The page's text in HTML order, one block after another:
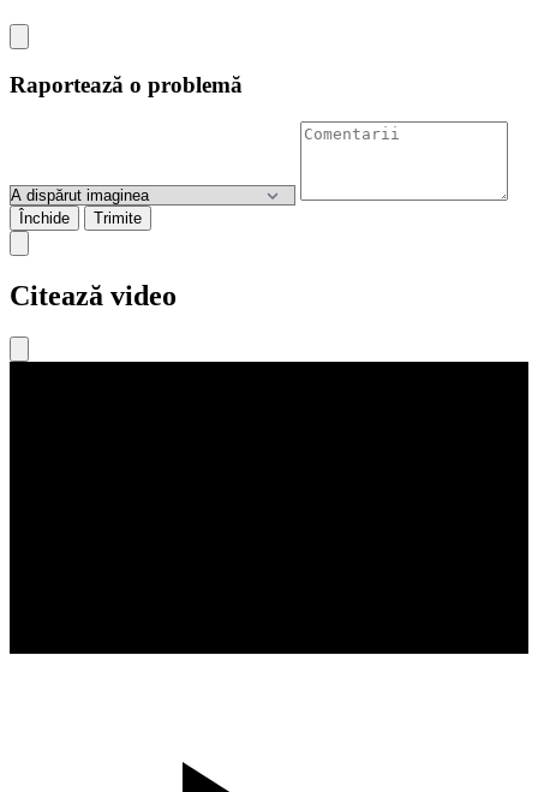
Raportează o problemă
Închide Trimite
Citează video